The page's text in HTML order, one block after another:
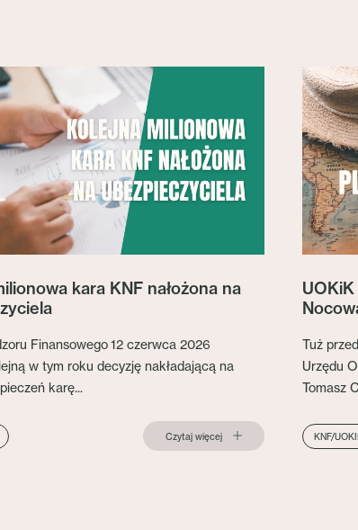
kara KNF nałożona na
Finansowego 12 czerwca 2026
w tym roku decyzję nakładającą na
karę...
Czytaj więcej
Tuż
Urzędu
Tomasz
KNF/